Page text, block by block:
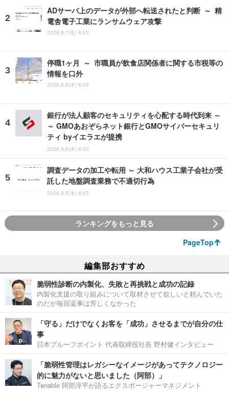
ADサーバ上のデータが外部へ転送されたと判断 ～ 精
電舎電子工業にランサムウェア攻撃
2026.8.7(金) 8:05
停職1ヶ月 ～ 市職員が飲食店関係者に関する市税等の
情報を口外
2026.8.6(木) 8:05
銀行が法人顧客のセキュリティを心配する時代到来 ～
～ GMOあおぞらネット銀行とGMOサイバーセキュリ
ティ byイエラエが提携
2026.8.6(木) 8:00
調査データの加工や転用 ～ 大和ハウス工業子会社が受
託した地盤調査業務で不適切行為
2026.8.5(水) 8:05
ランキングをもっと見る
PageTop
編集部おすすめ
脆弱性診断の内製化、失敗と再挑戦と成功の記録
内製化支援の取り組みについて取材させて欲しいと頼んでいた
のだが毎回返事は芳しくなかった
「守る」だけでなくお客を「成功」させるまでが自分の仕
事
日本プルーフポイント 代表取締役社長 野村健インタビュー
「脆弱性管理はレガシーなイメージがあってテクノロジー
的に魅力がないと思いました（阿部）」
Tenable 阿部淳平が語るエクスポージャーマネジメント